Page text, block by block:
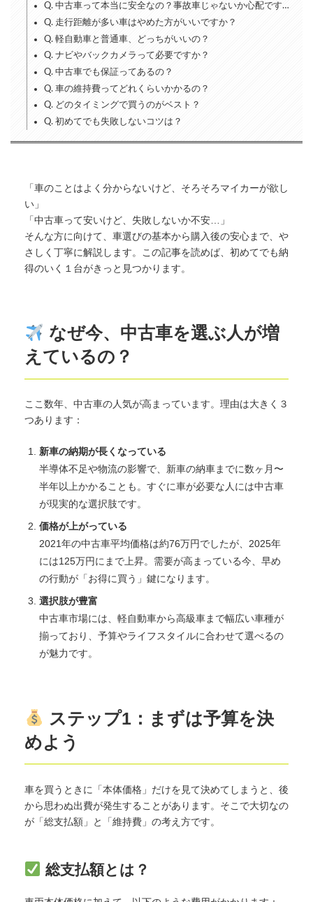
Q. 中古車って本当に安全なの？事故車じゃないか心配です…
Q. 走行距離が多い車はやめた方がいいですか？
Q. 軽自動車と普通車、どっちがいいの？
Q. ナビやバックカメラって必要ですか？
Q. 中古車でも保証ってあるの？
Q. 車の維持費ってどれくらいかかるの？
Q. どのタイミングで買うのがベスト？
Q. 初めてでも失敗しないコツは？
「車のことはよく分からないけど、そろそろマイカーが欲し
い」
「中古車って安いけど、失敗しないか不安…」
そんな方に向けて、車選びの基本から購入後の安心まで、や
さしく丁寧に解説します。この記事を読めば、初めてでも納
得のいく１台がきっと見つかります。
なぜ今、中古車を選ぶ人が増
えているの？
ここ数年、中古車の人気が高まっています。理由は大きく３
つあります：
新車の納期が長くなっている
半導体不足や物流の影響で、新車の納車までに数ヶ月〜
半年以上かかることも。すぐに車が必要な人には中古車
が現実的な選択肢です。
価格が上がっている
2021年の中古車平均価格は約76万円でしたが、2025年
には125万円にまで上昇。需要が高まっている今、早め
の行動が「お得に買う」鍵になります。
選択肢が豊富
中古車市場には、軽自動車から高級車まで幅広い車種が
揃っており、予算やライフスタイルに合わせて選べるの
が魅力です。
ステップ1：まずは予算を決
めよう
車を買うときに「本体価格」だけを見て決めてしまうと、後
から思わぬ出費が発生することがあります。そこで大切なの
が「総支払額」と「維持費」の考え方です。
総支払額とは？